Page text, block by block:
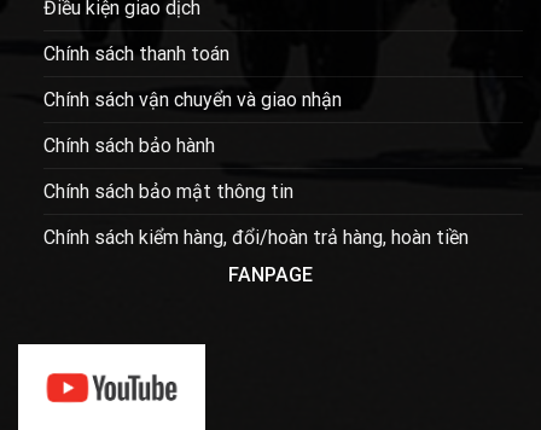
Điều kiện giao dịch
Chính sách thanh toán
Chính sách vận chuyển và giao nhận
Chính sách bảo hành
Chính sách bảo mật thông tin
Chính sách kiểm hàng, đổi/hoàn trả hàng, hoàn tiền
FANPAGE